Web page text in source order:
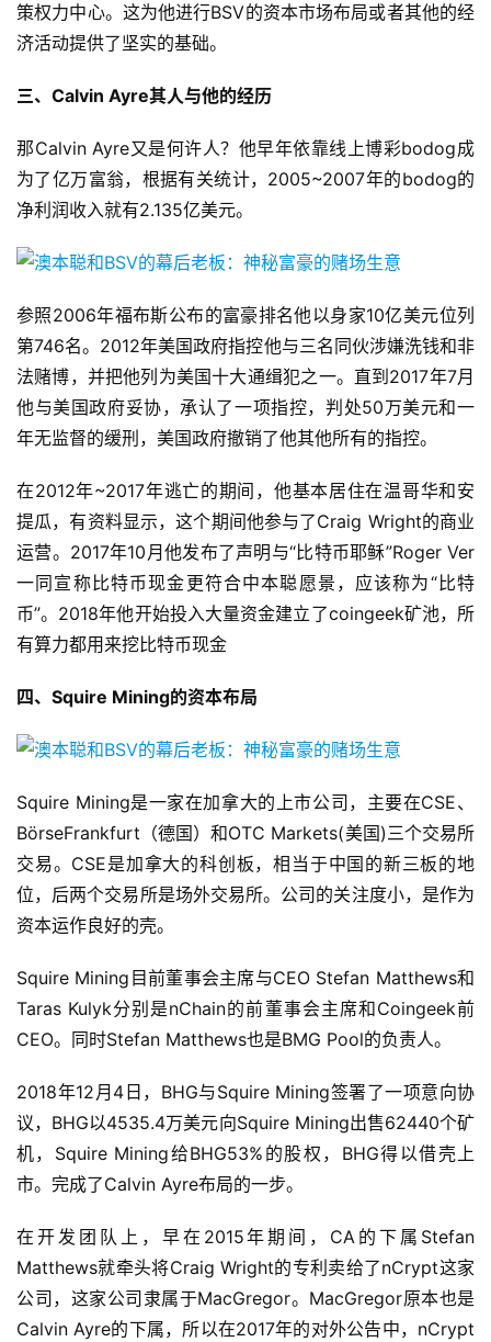
策权力中心。这为他进行BSV的资本市场布局或者其他的经
济活动提供了坚实的基础。
三、Calvin Ayre其人与他的经历
那Calvin Ayre又是何许人？他早年依靠线上博彩bodog成
为了亿万富翁，根据有关统计，2005~2007年的bodog的
净利润收入就有2.135亿美元。
参照2006年福布斯公布的富豪排名他以身家10亿美元位列
第746名。2012年美国政府指控他与三名同伙涉嫌洗钱和非
法赌博，并把他列为美国十大通缉犯之一。直到2017年7月
他与美国政府妥协，承认了一项指控，判处50万美元和一
年无监督的缓刑，美国政府撤销了他其他所有的指控。
在2012年~2017年逃亡的期间，他基本居住在温哥华和安
提瓜，有资料显示，这个期间他参与了Craig Wright的商业
运营。2017年10月他发布了声明与“比特币耶稣”Roger Ver
一同宣称比特币现金更符合中本聪愿景，应该称为“比特
币”。2018年他开始投入大量资金建立了coingeek矿池，所
有算力都用来挖比特币现金
四、Squire Mining的资本布局
Squire Mining是一家在加拿大的上市公司，主要在CSE、
BörseFrankfurt（德国）和OTC Markets(美国)三个交易所
交易。CSE是加拿大的科创板，相当于中国的新三板的地
位，后两个交易所是场外交易所。公司的关注度小，是作为
资本运作良好的壳。
Squire Mining目前董事会主席与CEO Stefan Matthews和
Taras Kulyk分别是nChain的前董事会主席和Coingeek前
CEO。同时Stefan Matthews也是BMG Pool的负责人。
2018年12月4日，BHG与Squire Mining签署了一项意向协
议，BHG以4535.4万美元向Squire Mining出售62440个矿
机，Squire Mining给BHG53%的股权，BHG得以借壳上
市。完成了Calvin Ayre布局的一步。
在开发团队上，早在2015年期间，CA的下属Stefan
Matthews就牵头将Craig Wright的专利卖给了nCrypt这家
公司，这家公司隶属于MacGregor。MacGregor原本也是
Calvin Ayre的下属，所以在2017年的对外公告中，nCrypt